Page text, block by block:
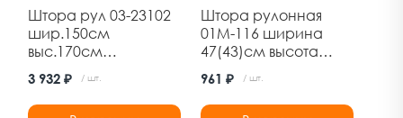
Штора рул 03-23102
шир.150см
выс.170см
3 932 ₽ / шт.
Штора рулонная
01М-116 ширина
47(43)см высота
Дельфа
961 ₽ / шт.